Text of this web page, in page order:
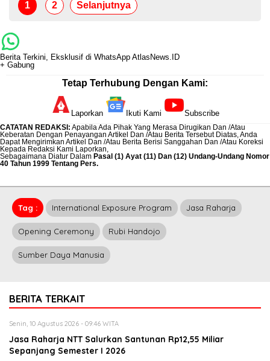
1 2 Selanjutnya
Berita Terkini, Eksklusif di WhatsApp AtlasNews.ID
+ Gabung
Tetap Terhubung Dengan Kami:
Laporkan Ikuti Kami Subscribe
CATATAN REDAKSI: Apabila Ada Pihak Yang Merasa Dirugikan Dan /Atau
Keberatan Dengan Penayangan Artikel Dan /Atau Berita Tersebut Diatas, Anda
Dapat Mengirimkan Artikel Dan /Atau Berita Berisi Sanggahan Dan /Atau Koreksi
Kepada Redaksi Kami Laporkan
Sebagaimana Diatur Dalam Pasal (1) Ayat (11) Dan (12) Undang-Undang Nomor
40 Tahun 1999 Tentang Pers.
Tag : International Exposure Program Jasa Raharja
Opening Ceremony Rubi Handojo
Sumber Daya Manusia
BERITA TERKAIT
Senin, 10 Agustus 2026 - 09:46 WITA
Jasa Raharja NTT Salurkan Santunan Rp12,55 Miliar
Sepanjang Semester I 2026